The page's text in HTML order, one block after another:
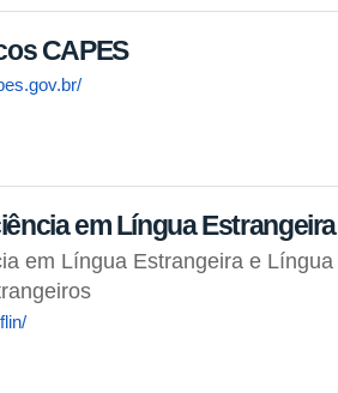
CAPES
em Língua Estrangeira
em Língua Estrangeira e Língua